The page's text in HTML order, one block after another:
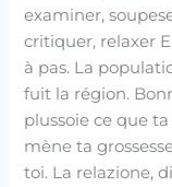
examiner,
critiquer, relaxer
à pas. La
fuit la région.
plussoie ce que
mène ta
toi. La relazione,